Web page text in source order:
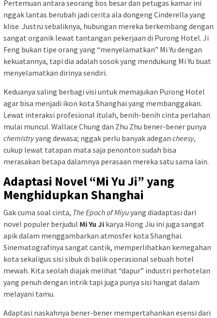
Pertemuan antara seorang bos besar dan petugas kamar ini
nggak lantas berubah jadi cerita ala dongeng Cinderella yang
klise. Justru sebaliknya, hubungan mereka berkembang dengan
sangat organik lewat tantangan pekerjaan di Purong Hotel. Ji
Feng bukan tipe orang yang “menyelamatkan” Mi Yu dengan
kekuatannya, tapi dia adalah sosok yang mendukung Mi Yu buat
menyelamatkan dirinya sendiri.
Keduanya saling berbagi visi untuk memajukan Purong Hotel
agar bisa menjadi ikon kota Shanghai yang membanggakan.
Lewat interaksi profesional itulah, benih-benih cinta perlahan
mulai muncul. Wallace Chung dan Zhu Zhu bener-bener punya
chemistryyang dewasa; nggak perlu banyak adegan cheesy,
cukup lewat tatapan mata saja penonton sudah bisa
merasakan betapa dalamnya perasaan mereka satu sama lain.
Adaptasi Novel “Mi Yu Ji” yang
Menghidupkan Shanghai
Gak cuma soal cinta, The Epoch of Miyuyang diadaptasi dari
novel populer berjudul Mi Yu Ji karya Hong Jiu ini juga sangat
apik dalam menggambarkan atmosfer kota Shanghai.
Sinematografinya sangat cantik, memperlihatkan kemegahan
kota sekaligus sisi sibuk di balik operasional sebuah hotel
mewah. Kita seolah diajak melihat “dapur” industri perhotelan
yang penuh dengan intrik tapi juga punya sisi hangat dalam
melayani tamu.
Adaptasi naskahnya bener-bener mempertahankan esensi dari